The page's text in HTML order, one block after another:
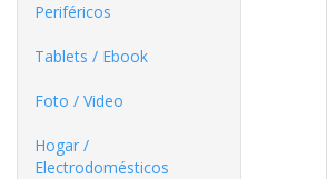
Periféricos
Tablets / Ebook
Foto / Video
Hogar /
Electrodomésticos